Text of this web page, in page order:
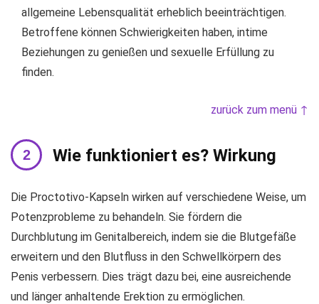
allgemeine Lebensqualität erheblich beeinträchtigen.
Betroffene können Schwierigkeiten haben, intime
Beziehungen zu genießen und sexuelle Erfüllung zu
finden.
zurück zum menü ↑
Wie funktioniert es? Wirkung
Die Proctotivo-Kapseln wirken auf verschiedene Weise, um
Potenzprobleme zu behandeln. Sie fördern die
Durchblutung im Genitalbereich, indem sie die Blutgefäße
erweitern und den Blutfluss in den Schwellkörpern des
Penis verbessern. Dies trägt dazu bei, eine ausreichende
und länger anhaltende Erektion zu ermöglichen.